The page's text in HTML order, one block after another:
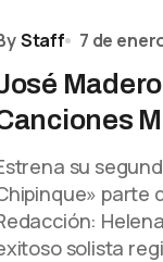
Staff 7 de
su
parte
solista